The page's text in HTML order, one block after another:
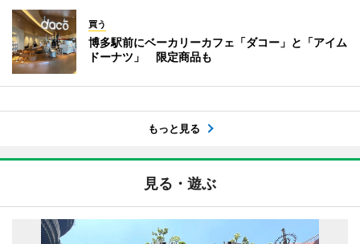
買う
博多駅前にベーカリーカフェ「ダコー」と「アイム
ドーナツ」 限定商品も
もっと見る
見る・遊ぶ